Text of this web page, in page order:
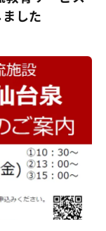
した